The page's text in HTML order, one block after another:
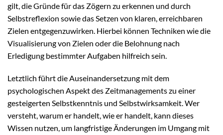
gilt, die Gründe für das Zögern zu erkennen und durch
Selbstreflexion sowie das Setzen von klaren, erreichbaren
Zielen entgegenzuwirken. Hierbei können Techniken wie die
Visualisierung von Zielen oder die Belohnung nach
Erledigung bestimmter Aufgaben hilfreich sein.
Letztlich führt die Auseinandersetzung mit dem
psychologischen Aspekt des Zeitmanagements zu einer
gesteigerten Selbstkenntnis und Selbstwirksamkeit. Wer
versteht, warum er handelt, wie er handelt, kann dieses
Wissen nutzen, um langfristige Änderungen im Umgang mit